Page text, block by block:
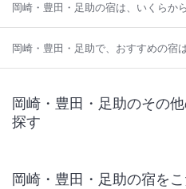
岡崎・豊田・足助の宿は、いくらか
岡崎・豊田・足助で、おすすめの宿
岡崎・豊田・足助のその
探す
岡崎・豊田・足助の宿を